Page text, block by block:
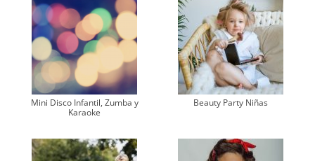
Mini Disco Infantil, Zumba y
Karaoke
Beauty Party Niñas